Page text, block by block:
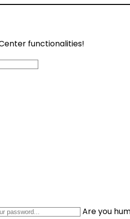
functionalities!
Are you